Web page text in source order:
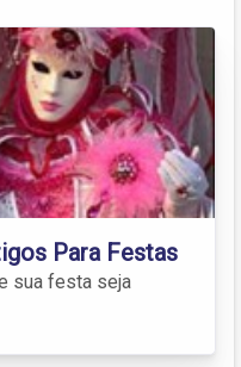
Para Festas
sua festa seja